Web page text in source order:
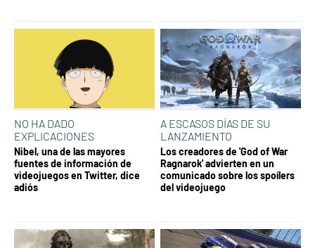
NO HA DADO
EXPLICACIONES
Nibel, una de las mayores
fuentes de información de
videojuegos en Twitter, dice
adiós
A ESCASOS DÍAS DE SU
LANZAMIENTO
Los creadores de 'God of War
Ragnarok' advierten en un
comunicado sobre los spoílers
del videojuego